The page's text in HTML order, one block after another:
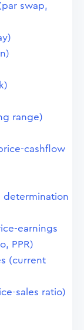
swap,
range)
cashflow
determination
earnings
PPR)
(current
sales ratio)